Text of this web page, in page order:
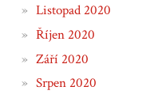
Listopad 2020
Říjen 2020
Září 2020
Srpen 2020